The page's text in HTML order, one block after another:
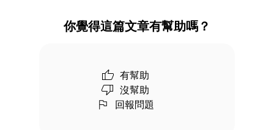
你覺得這篇文章有幫助嗎？
有幫助
沒幫助
回報問題